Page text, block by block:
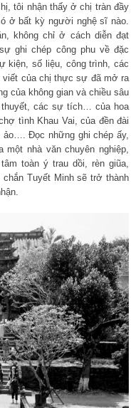
tôi nhận thấy ở chị tràn đầy
ở bất kỳ người nghệ sĩ nào.
không chỉ ở cách diễn đạt
ghi chép công phu về đặc
kiện, số liệu, công trình, các
viết của chị thực sự đã mở ra
của không gian và chiều sâu
các sự tích… của hoa
tình Khau Vai, của đền đài
ảo…. Đọc những ghi chép ấy,
nhà văn chuyên nghiệp,
toàn ý trau dồi, rèn giũa,
Tuyết Minh sẽ trở thành